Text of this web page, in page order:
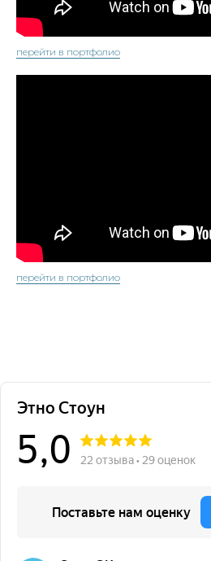
перейти в портфолио
перейти в портфолио